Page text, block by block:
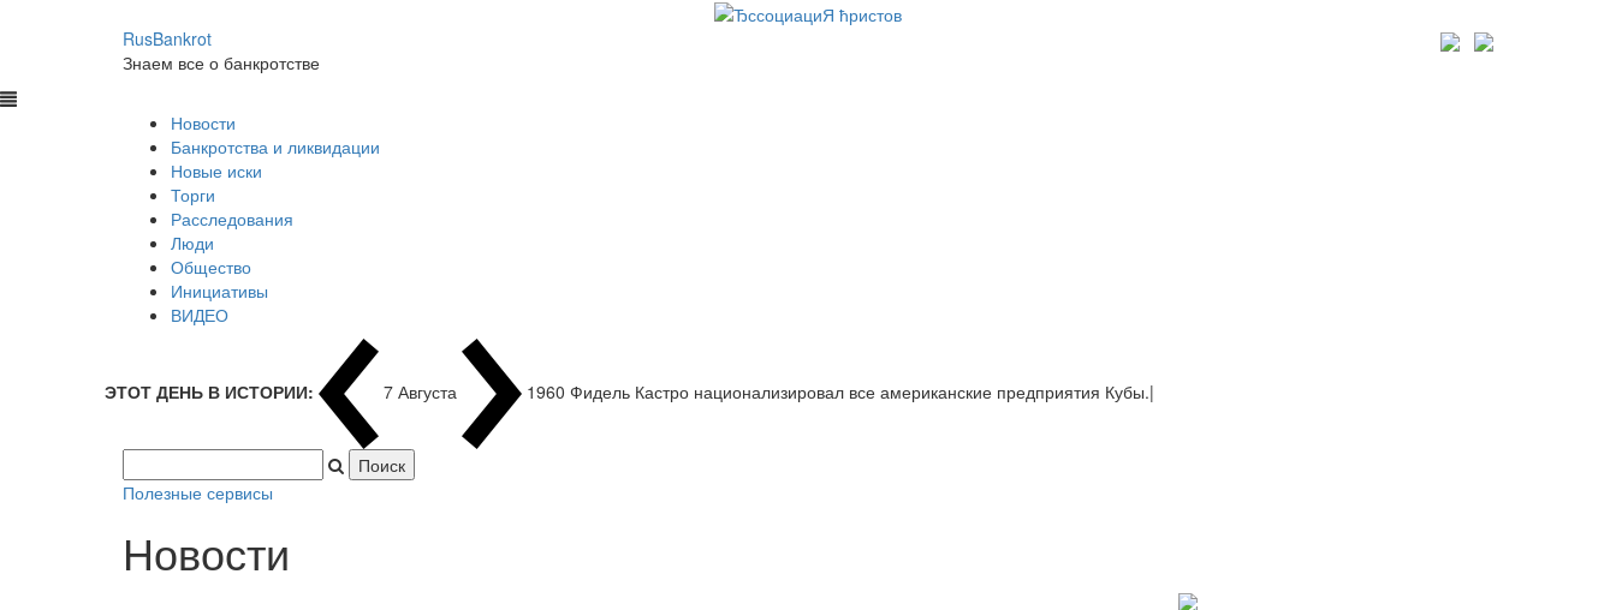
RusBankrot
Знаем все о банкротстве
Новости
Банкротства и ликвидации
Новые иски
Торги
Расследования
Люди
Общество
Инициативы
ВИДЕО
ЭТОТ ДЕНЬ В ИСТОРИИ: 7 Августа 1960 Фидель Кастро национализировал все американские предприятия Кубы.|
Полезные сервисы
Новости